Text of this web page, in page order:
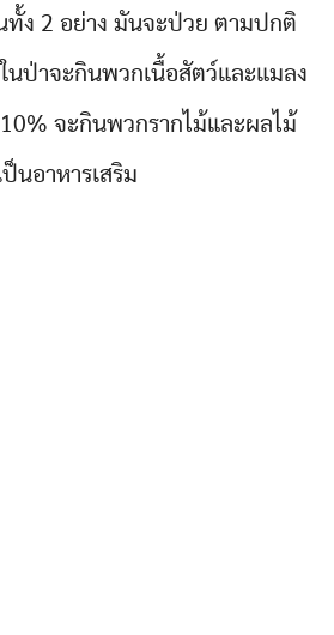
ง 2 อย่าง มันจะป่วย ตามปกติ
นป่าจะกินพวกเนื้อสัตว์และแมลง
จะกินพวกรากไม้และผลไม้
ป็นอาหารเสริม